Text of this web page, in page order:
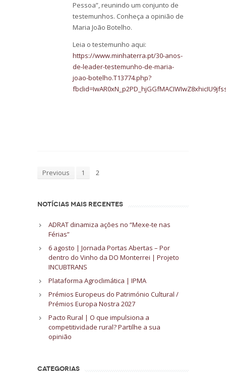
Pessoa”, reunindo um conjunto de
testemunhos. Conheça a opinião de
Maria João Botelho.
Leia o testemunho aqui:
https://www.minhaterra.pt/30-anos-
de-leader-testemunho-de-maria-
joao-botelho.T13774.php?
Previous 1 2
NOTÍCIAS MAIS RECENTES
ADRAT dinamiza ações no “Mexe-te nas
Férias”
6 agosto | Jornada Portas Abertas – Por
dentro do Vinho da DO Monterrei | Projeto
INCUBTRANS
Plataforma Agroclimática | IPMA
Prémios Europeus do Património Cultural /
Prémios Europa Nostra 2027
Pacto Rural | O que impulsiona a
competitividade rural? Partilhe a sua
opinião
CATEGORIAS